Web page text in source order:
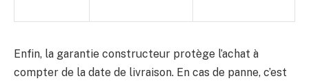
Enfin, la garantie constructeur protège l’achat à
compter de la date de livraison. En cas de panne, c’est